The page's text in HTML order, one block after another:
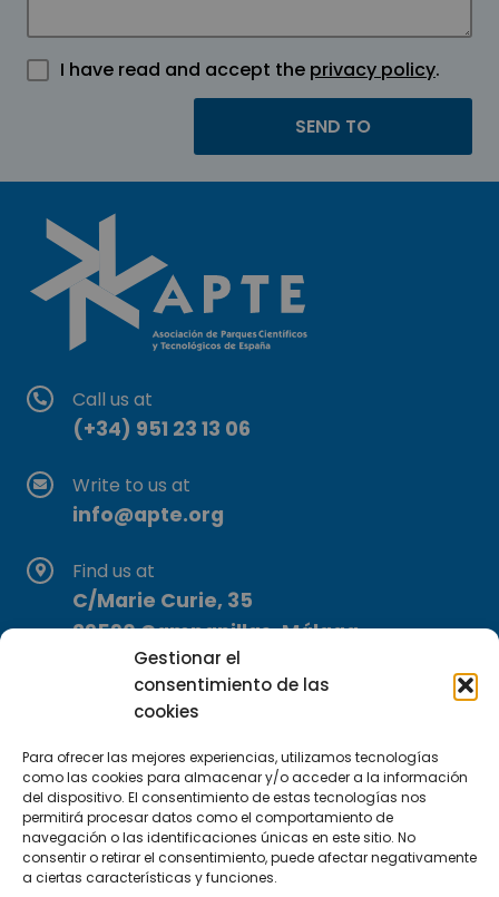
Gestionar el
consentimiento de las
cookies
Para ofrecer las mejores experiencias, utilizamos tecnologías
como las cookies para almacenar y/o acceder a la información
del dispositivo. El consentimiento de estas tecnologías nos
permitirá procesar datos como el comportamiento de
navegación o las identificaciones únicas en este sitio. No
consentir o retirar el consentimiento, puede afectar negativamente
a ciertas características y funciones.
I have read and accept the privacy policy.
Call us at
(+34) 951 23 13 06
Write to us at
info@apte.org
Find us at
C/Marie Curie, 35
29590 Campanillas, Málaga
Subscribe to our Newsletter
SUBSCRIBE HERE